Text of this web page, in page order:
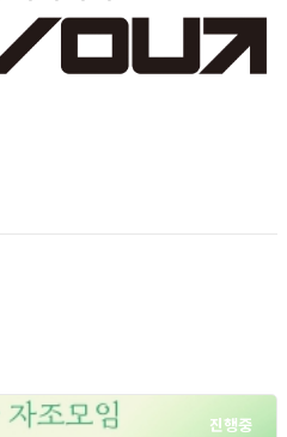
진행중